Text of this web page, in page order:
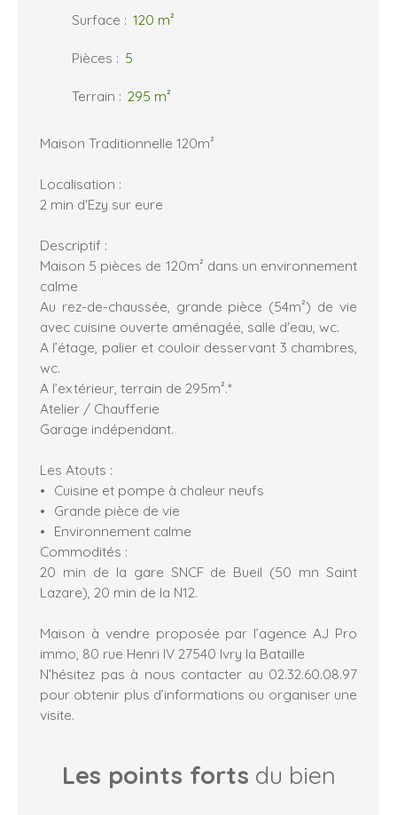
Surface : 120 m²
Pièces : 5
Terrain : 295 m²
Maison Traditionnelle 120m²
Localisation :
2 min d'Ezy sur eure
Descriptif :
Maison 5 pièces de 120m² dans un environnement
calme
Au rez-de-chaussée, grande pièce (54m²) de vie
avec cuisine ouverte aménagée, salle d'eau, wc.
A l’étage, palier et couloir desservant 3 chambres,
wc.
A l’extérieur, terrain de 295m².*
Atelier / Chaufferie
Garage indépendant.
Les Atouts :
Cuisine et pompe à chaleur neufs
Grande pièce de vie
Environnement calme
Commodités :
20 min de la gare SNCF de Bueil (50 mn Saint
Lazare), 20 min de la N12.
Maison à vendre proposée par l’agence AJ Pro
immo, 80 rue Henri IV 27540 Ivry la Bataille
N’hésitez pas à nous contacter au 02.32.60.08.97
pour obtenir plus d’informations ou organiser une
visite.
Les points forts du bien